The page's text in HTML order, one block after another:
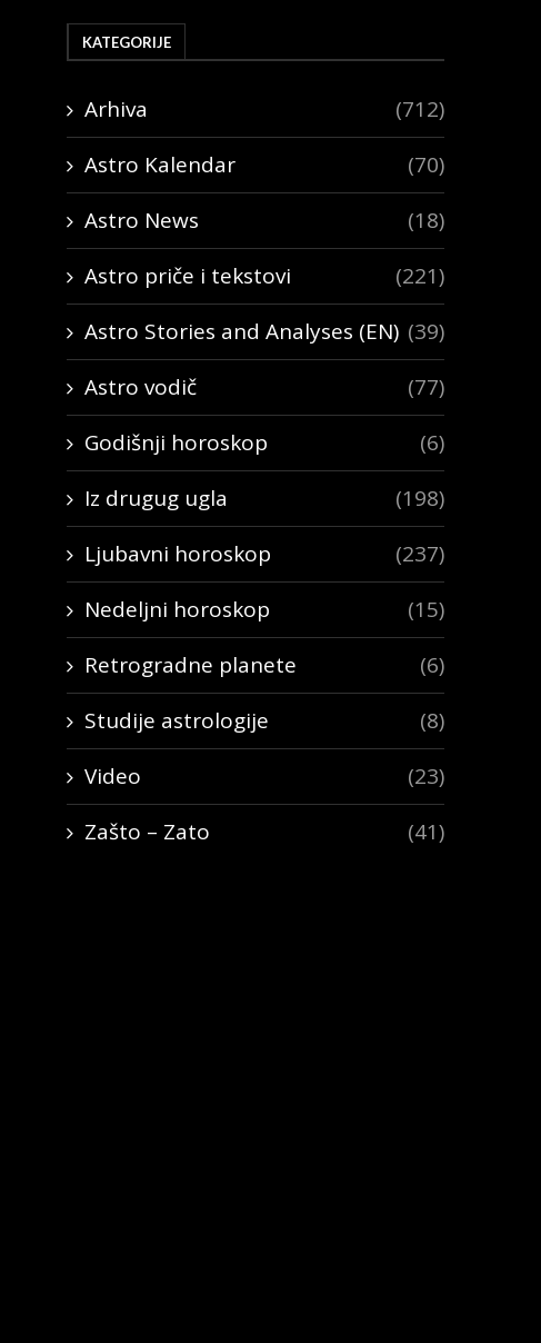
KATEGORIJE
Arhiva
(712)
Astro Kalendar
(70)
Astro News
(18)
Astro priče i tekstovi
(221)
Astro Stories and Analyses (EN) (39)
Astro vodič
(77)
Godišnji horoskop
(6)
Iz drugug ugla
(198)
Ljubavni horoskop
(237)
Nedeljni horoskop
(15)
Retrogradne planete
(6)
Studije astrologije
(8)
Video
(23)
Zašto – Zato
(41)